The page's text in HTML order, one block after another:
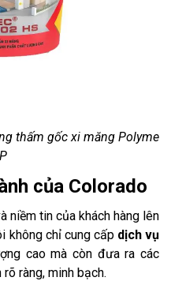
thấm gốc xi măng Polyme
của Colorado
niềm tin của khách hàng lên
không chỉ cung cấp dịch vụ
cao mà còn đưa ra các
ràng, minh bạch.